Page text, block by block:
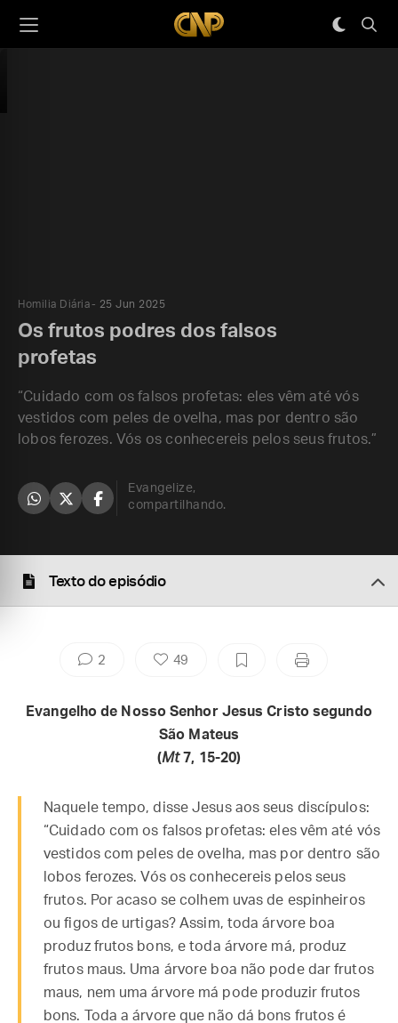
Homilia Diária 25 Jun 2025
Os frutos podres dos falsos
profetas
“Cuidado com os falsos profetas: eles vêm até vós
vestidos com peles de ovelha, mas por dentro são
lobos ferozes. Vós os conhecereis pelos seus frutos.”
Evangelize,
compartilhando.
Texto do episódio
2 49
Evangelho de Nosso Senhor Jesus Cristo segundo
São Mateus
(Mt7, 15-20)
Naquele tempo, disse Jesus aos seus discípulos:
“Cuidado com os falsos profetas: eles vêm até vós
vestidos com peles de ovelha, mas por dentro são
lobos ferozes. Vós os conhecereis pelos seus
frutos. Por acaso se colhem uvas de espinheiros
ou figos de urtigas? Assim, toda árvore boa
produz frutos bons, e toda árvore má, produz
frutos maus. Uma árvore boa não pode dar frutos
maus, nem uma árvore má pode produzir frutos
bons. Toda a árvore que não dá bons frutos é